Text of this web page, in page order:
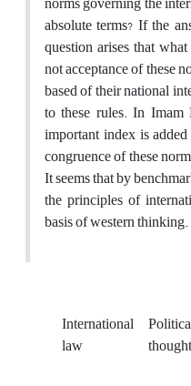
absolute terms? If the
question arises that
not acceptance of these
based of their national
to these rules. In
important index is
congruence of these
It seems that by
the principles of
basis of western thinking.
International
law
thought